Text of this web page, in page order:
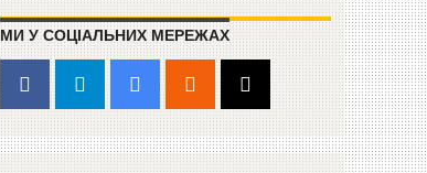
МИ У СОЦІАЛЬНИХ МЕРЕЖАХ